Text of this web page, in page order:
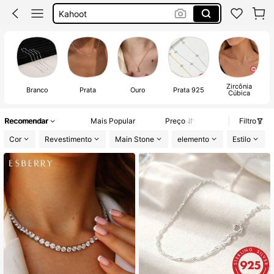
Gargantilha Prata 925
Colar Prata 925
Branco Prata Ouro Prata 925 Zircônia
Cúbica
Recomendar Mais Popular Preço
Filtro
Cor
Revestimento Main Stone elemento Estilo